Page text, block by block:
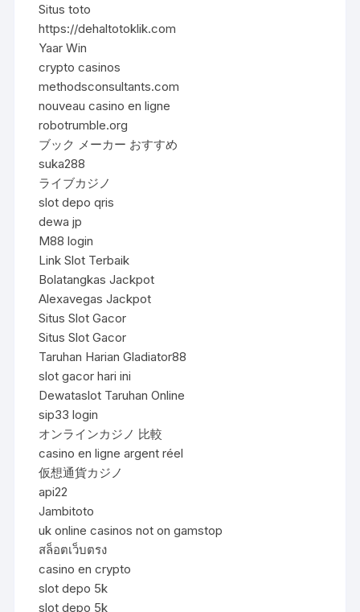
Situs toto
https://dehaltotoklik.com
Yaar Win
crypto casinos
methodsconsultants.com
nouveau casino en ligne
robotrumble.org
ブック メーカー おすすめ
suka288
ライブカジノ
slot depo qris
dewa jp
M88 login
Link Slot Terbaik
Bolatangkas Jackpot
Alexavegas Jackpot
Situs Slot Gacor
Situs Slot Gacor
Taruhan Harian Gladiator88
slot gacor hari ini
Dewataslot Taruhan Online
sip33 login
オンラインカジノ 比較
casino en ligne argent réel
仮想通貨カジノ
api22
Jambitoto
uk online casinos not on gamstop
สล็อตเว็บตรง
casino en crypto
slot depo 5k
slot depo 5k